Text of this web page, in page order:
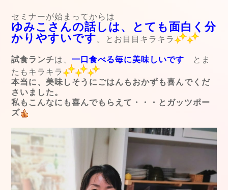
セミナーが始まってからは
ゆみこさんの話しは、とても面白く分
かりやすいです。とお目目キラキラ
試食ランチは、 一口食べる毎に美味しいです とま
たもキラキラ
本当に、美味しそうにごはんもおかずも喜んでくだ
さいました。
私もこんなにも喜んでもらえて・・・とガッツポー
ズ